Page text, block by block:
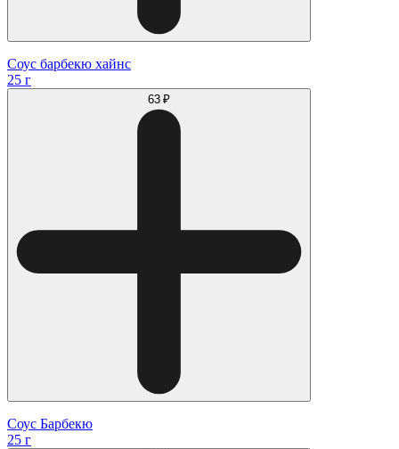
Соус барбекю хайнс
25 г
63 ₽
Соус Барбекю
25 г